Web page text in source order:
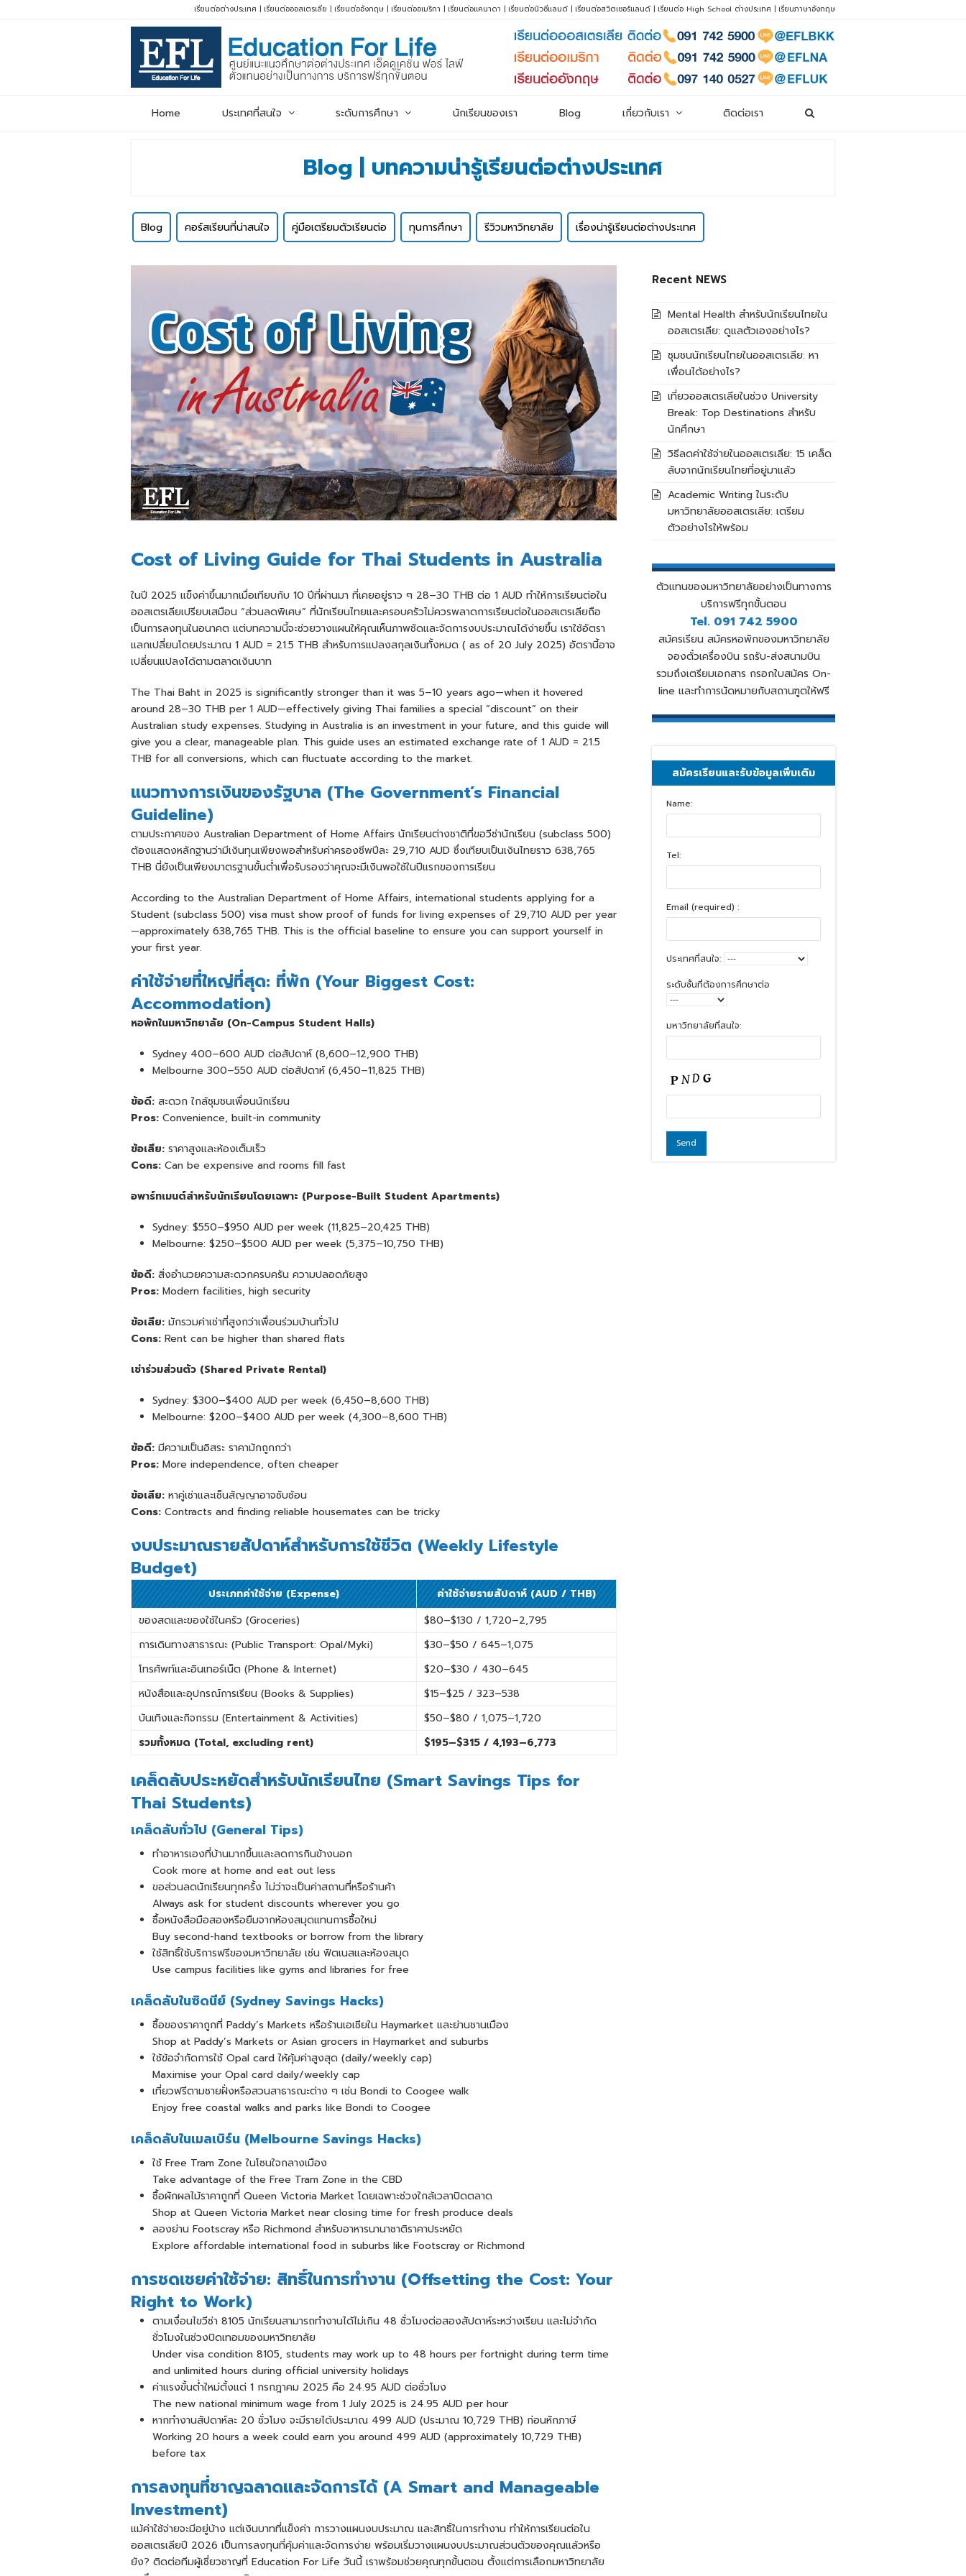
เรียนต่อต่างประเทศ | เรียนต่อออสเตรเลีย | เรียนต่ออังกฤษ | เรียนต่ออเมริกา | เรียนต่อแคนาดา | เรียนต่อนิวซีแลนด์ | เรียนต่อสวิตเซอร์แลนด์ | เรียนต่อ High School ต่างประเทศ | เรียนภาษาอังกฤษ
Home ประเทศที่สนใจ ระดับการศึกษา นักเรียนของเรา Blog เกี่ยวกับเรา ติดต่อเรา
Blog | บทความน่ารู้เรียนต่อต่างประเทศ
Blog คอร์สเรียนที่น่าสนใจ คู่มือเตรียมตัวเรียนต่อ ทุนการศึกษา รีวิวมหาวิทยาลัย เรื่องน่ารู้เรียนต่อต่างประเทศ
Cost of Living Guide for Thai Students in Australia
ในปี 2025 แข็งค่าขึ้นมากเมื่อเทียบกับ 10 ปีที่ผ่านมา ที่เคยอยู่ราว ๆ 28–30 THB ต่อ 1 AUD ทำให้การเรียนต่อใน
ออสเตรเลียเปรียบเสมือน “ส่วนลดพิเศษ” ที่นักเรียนไทยและครอบครัวไม่ควรพลาดการเรียนต่อในออสเตรเลียถือ
เป็นการลงทุนในอนาคต แต่บทความนี้จะช่วยวางแผนให้คุณเห็นภาพชัดและจัดการงบประมาณได้ง่ายขึ้น เราใช้อัตรา
แลกเปลี่ยนโดยประมาณ 1 AUD = 21.5 THB สำหรับการแปลงสกุลเงินทั้งหมด ( as of 20 July 2025) อัตรานี้อาจ
เปลี่ยนแปลงได้ตามตลาดเงินบาท
The Thai Baht in 2025 is significantly stronger than it was 5–10 years ago—when it hovered
around 28–30 THB per 1 AUD—effectively giving Thai families a special “discount” on their
Australian study expenses. Studying in Australia is an investment in your future, and this guide will
give you a clear, manageable plan. This guide uses an estimated exchange rate of 1 AUD = 21.5
THB for all conversions, which can fluctuate according to the market.
แนวทางการเงินของรัฐบาล (The Government’s Financial
Guideline)
ตามประกาศของ Australian Department of Home Affairs นักเรียนต่างชาติที่ขอวีซ่านักเรียน (subclass 500)
ต้องแสดงหลักฐานว่ามีเงินทุนเพียงพอสำหรับค่าครองชีพปีละ 29,710 AUD ซึ่งเทียบเป็นเงินไทยราว 638,765
THB นี่ยังเป็นเพียงมาตรฐานขั้นต่ำเพื่อรับรองว่าคุณจะมีเงินพอใช้ในปีแรกของการเรียน
According to the Australian Department of Home Affairs, international students applying for a
Student (subclass 500) visa must show proof of funds for living expenses of 29,710 AUD per year
—approximately 638,765 THB. This is the official baseline to ensure you can support yourself in
your first year.
ค่าใช้จ่ายที่ใหญ่ที่สุด: ที่พัก (Your Biggest Cost:
Accommodation)
หอพักในมหาวิทยาลัย (On-Campus Student Halls)
Sydney 400–600 AUD ต่อสัปดาห์ (8,600–12,900 THB)
Melbourne 300–550 AUD ต่อสัปดาห์ (6,450–11,825 THB)
ข้อดี: สะดวก ใกล้ชุมชนเพื่อนนักเรียน
Pros: Convenience, built-in community
ข้อเสีย: ราคาสูงและห้องเต็มเร็ว
Cons: Can be expensive and rooms fill fast
อพาร์ทเมนต์สำหรับนักเรียนโดยเฉพาะ (Purpose-Built Student Apartments)
Sydney: $550–$950 AUD per week (11,825–20,425 THB)
Melbourne: $250–$500 AUD per week (5,375–10,750 THB)
ข้อดี: สิ่งอำนวยความสะดวกครบครัน ความปลอดภัยสูง
Pros: Modern facilities, high security
ข้อเสีย: มักรวมค่าเช่าที่สูงกว่าเพื่อนร่วมบ้านทั่วไป
Cons: Rent can be higher than shared flats
เช่าร่วมส่วนตัว (Shared Private Rental)
Sydney: $300–$400 AUD per week (6,450–8,600 THB)
Melbourne: $200–$400 AUD per week (4,300–8,600 THB)
ข้อดี: มีความเป็นอิสระ ราคามักถูกกว่า
Pros: More independence, often cheaper
ข้อเสีย: หาคู่เช่าและเซ็นสัญญาอาจซับซ้อน
Cons: Contracts and finding reliable housemates can be tricky
งบประมาณรายสัปดาห์สำหรับการใช้ชีวิต (Weekly Lifestyle
Budget)
ประเภทค่าใช้จ่าย (Expense)
ค่าใช้จ่ายรายสัปดาห์ (AUD / THB)
ของสดและของใช้ในครัว (Groceries)
$80–$130 / 1,720–2,795
การเดินทางสาธารณะ (Public Transport: Opal/Myki)
$30–$50 / 645–1,075
โทรศัพท์และอินเทอร์เน็ต (Phone & Internet)
$20–$30 / 430–645
หนังสือและอุปกรณ์การเรียน (Books & Supplies)
$15–$25 / 323–538
บันเทิงและกิจกรรม (Entertainment & Activities)
$50–$80 / 1,075–1,720
รวมทั้งหมด (Total, excluding rent) $195–$315 / 4,193–6,773
เคล็ดลับประหยัดสำหรับนักเรียนไทย (Smart Savings Tips for
Thai Students)
เคล็ดลับทั่วไป (General Tips)
ทำอาหารเองที่บ้านมากขึ้นและลดการกินข้างนอก
Cook more at home and eat out less
ขอส่วนลดนักเรียนทุกครั้ง ไม่ว่าจะเป็นค่าสถานที่หรือร้านค้า
Always ask for student discounts wherever you go
ซื้อหนังสือมือสองหรือยืมจากห้องสมุดแทนการซื้อใหม่
Buy second-hand textbooks or borrow from the library
ใช้สิทธิ์ใช้บริการฟรีของมหาวิทยาลัย เช่น ฟิตเนสและห้องสมุด
Use campus facilities like gyms and libraries for free
เคล็ดลับในซิดนีย์ (Sydney Savings Hacks)
ซื้อของราคาถูกที่ Paddy’s Markets หรือร้านเอเชียใน Haymarket และย่านชานเมือง
Shop at Paddy’s Markets or Asian grocers in Haymarket and suburbs
ใช้ข้อจำกัดการใช้ Opal card ให้คุ้มค่าสูงสุด (daily/weekly cap)
Maximise your Opal card daily/weekly cap
เที่ยวฟรีตามชายฝั่งหรือสวนสาธารณะต่าง ๆ เช่น Bondi to Coogee walk
Enjoy free coastal walks and parks like Bondi to Coogee
เคล็ดลับในเมลเบิร์น (Melbourne Savings Hacks)
ใช้ Free Tram Zone ในโซนใจกลางเมือง
Take advantage of the Free Tram Zone in the CBD
ซื้อผักผลไม้ราคาถูกที่ Queen Victoria Market โดยเฉพาะช่วงใกล้เวลาปิดตลาด
Shop at Queen Victoria Market near closing time for fresh produce deals
ลองย่าน Footscray หรือ Richmond สำหรับอาหารนานาชาติราคาประหยัด
Explore affordable international food in suburbs like Footscray or Richmond
การชดเชยค่าใช้จ่าย: สิทธิ์ในการทำงาน (Offsetting the Cost: Your
Right to Work)
ตามเงื่อนไขวีซ่า 8105 นักเรียนสามารถทำงานได้ไม่เกิน 48 ชั่วโมงต่อสองสัปดาห์ระหว่างเรียน และไม่จำกัด
ชั่วโมงในช่วงปิดเทอมของมหาวิทยาลัย
Under visa condition 8105, students may work up to 48 hours per fortnight during term time
and unlimited hours during official university holidays
ค่าแรงขั้นต่ำใหม่ตั้งแต่ 1 กรกฎาคม 2025 คือ 24.95 AUD ต่อชั่วโมง
The new national minimum wage from 1 July 2025 is 24.95 AUD per hour
หากทำงานสัปดาห์ละ 20 ชั่วโมง จะมีรายได้ประมาณ 499 AUD (ประมาณ 10,729 THB) ก่อนหักภาษี
Working 20 hours a week could earn you around 499 AUD (approximately 10,729 THB)
before tax
การลงทุนที่ชาญฉลาดและจัดการได้ (A Smart and Manageable
Investment)
แม้ค่าใช้จ่ายจะมีอยู่บ้าง แต่เงินบาทที่แข็งค่า การวางแผนงบประมาณ และสิทธิ์ในการทำงาน ทำให้การเรียนต่อใน
ออสเตรเลียปี 2026 เป็นการลงทุนที่คุ้มค่าและจัดการง่าย พร้อมเริ่มวางแผนงบประมาณส่วนตัวของคุณแล้วหรือ
ยัง? ติดต่อทีมผู้เชี่ยวชาญที่ Education For Life วันนี้ เราพร้อมช่วยคุณทุกขั้นตอน ตั้งแต่การเลือกมหาวิทยาลัย
Recent NEWS
Mental Health สำหรับนักเรียนไทยใน
ออสเตรเลีย: ดูแลตัวเองอย่างไร?
ชุมชนนักเรียนไทยในออสเตรเลีย: หา
เพื่อนได้อย่างไร?
เที่ยวออสเตรเลียในช่วง University
Break: Top Destinations สำหรับ
นักศึกษา
วิธีลดค่าใช้จ่ายในออสเตรเลีย: 15 เคล็ด
ลับจากนักเรียนไทยที่อยู่มาแล้ว
Academic Writing ในระดับ
มหาวิทยาลัยออสเตรเลีย: เตรียม
ตัวอย่างไรให้พร้อม
ตัวแทนของมหาวิทยาลัยอย่างเป็นทางการ
บริการฟรีทุกขั้นตอน
Tel. 091 742 5900
สมัครเรียน สมัครหอพักของมหาวิทยาลัย
จองตั๋วเครื่องบิน รถรับ-ส่งสนามบิน
รวมถึงเตรียมเอกสาร กรอกใบสมัคร On-
line และทำการนัดหมายกับสถานฑูตให้ฟรี
สมัครเรียนและรับข้อมูลเพิ่มเติม
Name:
Tel:
Email (required) :
ประเทศที่สนใจ:
ระดับชั้นที่ต้องการศึกษาต่อ
มหาวิทยาลัยที่สนใจ: